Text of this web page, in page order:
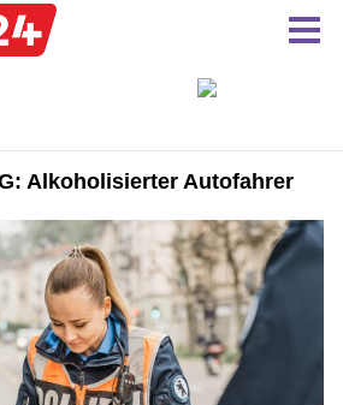
Alkoholisierter Autofahrer